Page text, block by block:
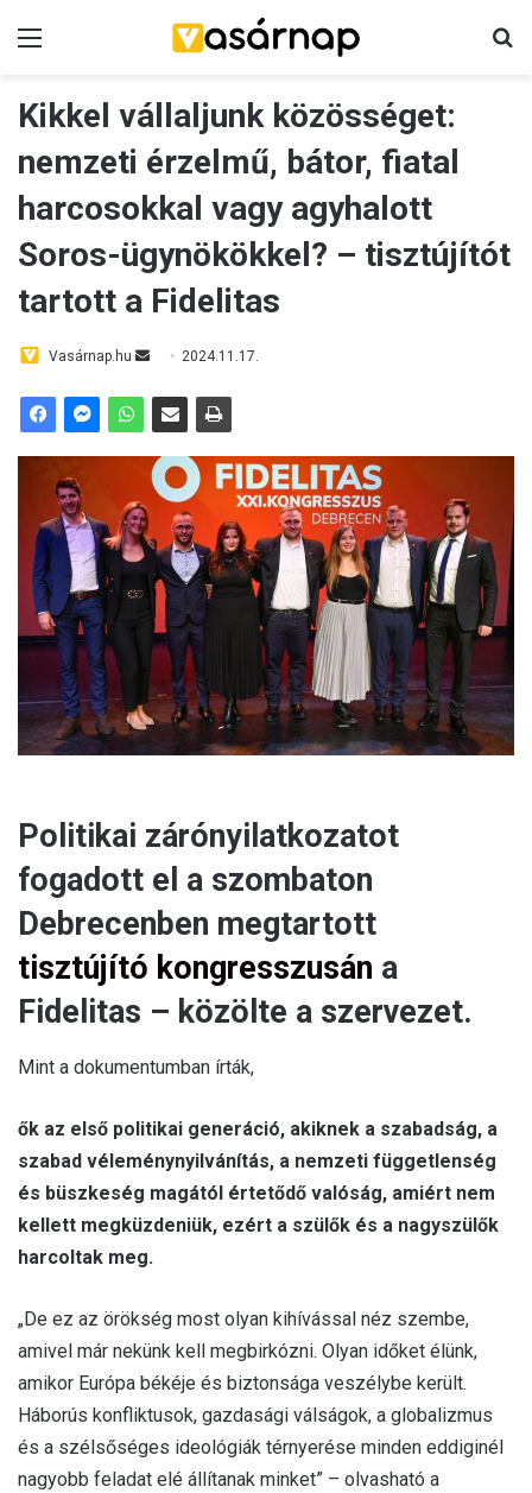
Menü
Kikkel vállaljunk közösséget:
nemzeti érzelmű, bátor, fiatal
harcosokkal vagy agyhalott
Soros-ügynökökkel? – tisztújítót
tartott a Fidelitas
Vasárnap.hu
Send
email
2024.11.17.
Politikai zárónyilatkozatot
fogadott el a szombaton
Debrecenben megtartott
tisztújító kongresszusán a
Fidelitas – közölte a szervezet.
Mint a dokumentumban írták,
ők az első politikai generáció, akiknek a szabadság, a
szabad véleménynyilvánítás, a nemzeti függetlenség
és büszkeség magától értetődő valóság, amiért nem
kellett megküzdeniük, ezért a szülők és a nagyszülők
harcoltak meg.
„De ez az örökség most olyan kihívással néz szembe,
amivel már nekünk kell megbirkózni. Olyan időket élünk,
amikor Európa békéje és biztonsága veszélybe került.
Háborús konfliktusok, gazdasági válságok, a globalizmus
és a szélsőséges ideológiák térnyerése minden eddiginél
nagyobb feladat elé állítanak minket” – olvasható a